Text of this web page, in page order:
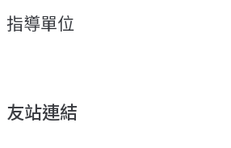
指導單位
友站連結